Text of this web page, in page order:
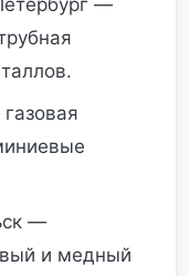
—
—
и медный